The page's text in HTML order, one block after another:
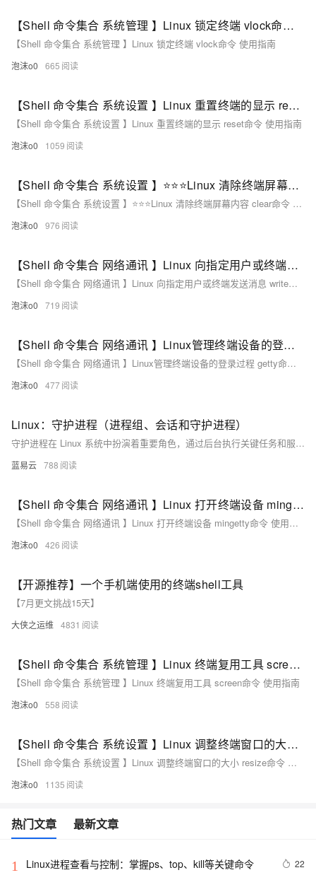
【Shell 命令集合 系统管理 】Linux 锁定终端 vlock命令 使用指南
【Shell 命令集合 系统管理 】Linux 锁定终端 vlock命令 使用指南
泡沫o0 665
【Shell 命令集合 系统设置 】Linux 重置终端的显示 reset命令 使用指南
【Shell 命令集合 系统设置 】Linux 重置终端的显示 reset命令 使用指南
泡沫o0 1059
【Shell 命令集合 系统设置 】⭐⭐⭐Linux 清除终端屏幕内容 clear命令 使用指南
【Shell 命令集合 系统设置 】⭐⭐⭐Linux 清除终端屏幕内容 clear命令 使用指南
泡沫o0 976
【Shell 命令集合 网络通讯 】Linux 向指定用户或终端发送消息 write命令 使用指南
【Shell 命令集合 网络通讯 】Linux 向指定用户或终端发送消息 write命令 使用指南
泡沫o0 719
【Shell 命令集合 网络通讯 】Linux管理终端设备的登录过程 getty命令 使用指南
【Shell 命令集合 网络通讯 】Linux管理终端设备的登录过程 getty命令 使用指南
泡沫o0 477
Linux：守护进程（进程组、会话和守护进程）
守护进程在 Linux 系统中扮演着重要角色，通过后台执行关键任务和服务，确保系统的稳定运行。理解进程组和会话的概念，是正确创建和管理守护进程的基础。使用现代的 `systemd` 或传统的 `init.d` 方法，可以有效地管理守护进程，提升系统的可靠性和可维护性。希望本文能帮助读者深入理解并掌握 Linux 守护进程的相关知识。
蓝易云 788
【Shell 命令集合 网络通讯 】Linux 打开终端设备 mingetty命令 使用指南
【Shell 命令集合 网络通讯 】Linux 打开终端设备 mingetty命令 使用指南
泡沫o0 426
【开源推荐】一个手机端使用的终端shell工具
【7月更文挑战15天】
大侠之运维 4831
【Shell 命令集合 系统管理 】Linux 终端复用工具 screen命令 使用指南
【Shell 命令集合 系统管理 】Linux 终端复用工具 screen命令 使用指南
泡沫o0 558
【Shell 命令集合 系统设置 】Linux 调整终端窗口的大小 resize命令 使用指南
【Shell 命令集合 系统设置 】Linux 调整终端窗口的大小 resize命令 使用指南
泡沫o0 1135
热门文章 最新文章
1 Linux进程查看与控制：掌握ps、top、kill等关键命令 22